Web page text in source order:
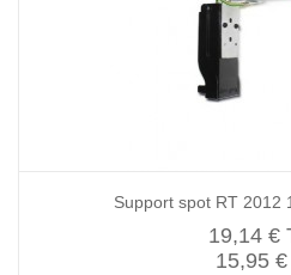
Support spot RT 2012
19,14 €
15,95